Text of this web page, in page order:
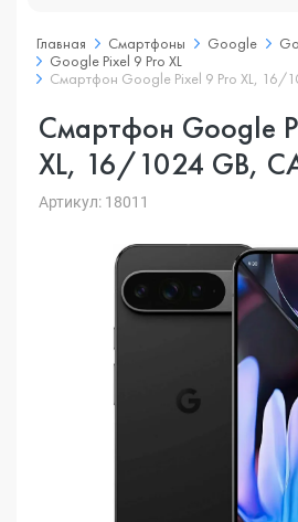
Главная Смартфоны Google
Google Pixel 9 Pro XL
Смартфон Google Pixel 9 Pro XL, 16/
Смартфон Google
XL, 16/1024 GB,
Артикул: 18011